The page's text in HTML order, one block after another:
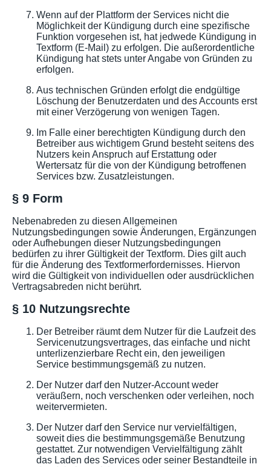
Wenn auf der Plattform der Services nicht die
Möglichkeit der Kündigung durch eine spezifische
Funktion vorgesehen ist, hat jedwede Kündigung in
Textform (E-Mail) zu erfolgen. Die außerordentliche
Kündigung hat stets unter Angabe von Gründen zu
erfolgen.
Aus technischen Gründen erfolgt die endgültige
Löschung der Benutzerdaten und des Accounts erst
mit einer Verzögerung von wenigen Tagen.
Im Falle einer berechtigten Kündigung durch den
Betreiber aus wichtigem Grund besteht seitens des
Nutzers kein Anspruch auf Erstattung oder
Wertersatz für die von der Kündigung betroffenen
Services bzw. Zusatzleistungen.
§ 9 Form
Nebenabreden zu diesen Allgemeinen
Nutzungsbedingungen sowie Änderungen, Ergänzungen
oder Aufhebungen dieser Nutzungsbedingungen
bedürfen zu ihrer Gültigkeit der Textform. Dies gilt auch
für die Änderung des Textformerfordernisses. Hiervon
wird die Gültigkeit von individuellen oder ausdrücklichen
Vertragsabreden nicht berührt.
§ 10 Nutzungsrechte
Der Betreiber räumt dem Nutzer für die Laufzeit des
Servicenutzungsvertrages, das einfache und nicht
unterlizenzierbare Recht ein, den jeweiligen
Service bestimmungsgemäß zu nutzen.
Der Nutzer darf den Nutzer-Account weder
veräußern, noch verschenken oder verleihen, noch
weitervermieten.
Der Nutzer darf den Service nur vervielfältigen,
soweit dies die bestimmungsgemäße Benutzung
gestattet. Zur notwendigen Vervielfältigung zählt
das Laden des Services oder seiner Bestandteile in